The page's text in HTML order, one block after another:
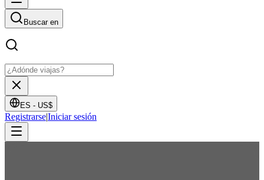
Buscar en
ES - US$
Registrarse|Iniciar sesión